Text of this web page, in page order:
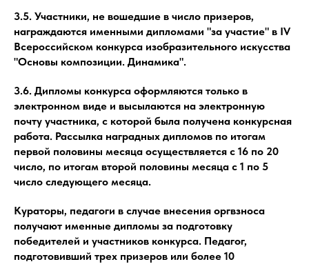
3.5. Участники, не вошедшие в число призеров,
награждаются именными дипломами "за участие" в IV
Всероссийском конкурса изобразительного искусства
"Основы композиции. Динамика".
3.6. Дипломы конкурса оформляются только в
электронном виде и высылаются на электронную
почту участника, с которой была получена конкурсная
работа. Рассылка наградных дипломов по итогам
первой половины месяца осуществляется с 16 по 20
число, по итогам второй половины месяца с 1 по 5
число следующего месяца.
Кураторы, педагоги в случае внесения оргвзноса
получают именные дипломы за подготовку
победителей и участников конкурса. Педагог,
подготовивший трех призеров или более 10